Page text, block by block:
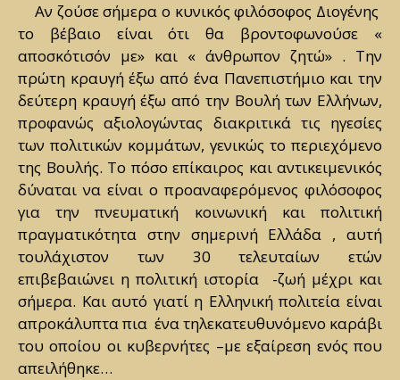
Αν ζούσε σήμερα ο κυνικός φιλόσοφος Διογένης
το βέβαιο είναι ότι θα βροντοφωνούσε «
αποσκότισόν με» και « άνθρωπον ζητώ» . Την
πρώτη κραυγή έξω από ένα Πανεπιστήμιο και την
δεύτερη κραυγή έξω από την Βουλή των Ελλήνων,
προφανώς αξιολογώντας διακριτικά τις ηγεσίες
των πολιτικών κομμάτων, γενικώς το περιεχόμενο
της Βουλής. Το πόσο επίκαιρος και αντικειμενικός
δύναται να είναι ο προαναφερόμενος φιλόσοφος
για την πνευματική κοινωνική και πολιτική
πραγματικότητα στην σημερινή Ελλάδα , αυτή
τουλάχιστον των 30 τελευταίων ετών
επιβεβαιώνει η πολιτική ιστορία -ζωή μέχρι και
σήμερα. Και αυτό γιατί η Ελληνική πολιτεία είναι
απροκάλυπτα πια ένα τηλεκατευθυνόμενο καράβι
του οποίου οι κυβερνήτες –με εξαίρεση ενός που
απειλήθηκε…